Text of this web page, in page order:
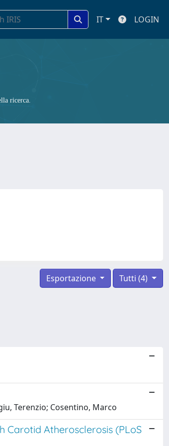
IT LOGIN
ricerca.
Tutti (4)
Esportazione
Terenzio; Cosentino, Marco
Carotid Atherosclerosis (PLoS